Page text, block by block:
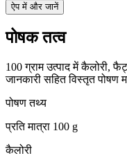
ऐप में और जानें
पोषक तत्व
100 ग्राम उत्पाद में कैलोरी,
जानकारी सहित विस्तृत पोषण
पोषण तथ्य
प्रति मात्रा 100 g
कैलोरी